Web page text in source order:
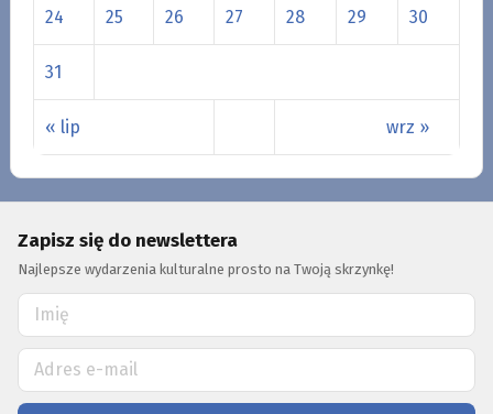
« lip wrz »
24 25 26 27 28 29 30
31
Zapisz się do newslettera
Najlepsze wydarzenia kulturalne prosto na Twoją skrzynkę!